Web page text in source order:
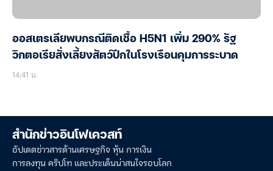
ออสเตรเลียพบกรณีติดเชื้อ H5N1 เพิ่ม 290% รัฐ
วิกตอเรียสั่งเลี้ยงสัตว์ปีกในโรงเรือนคุมการระบาด
14:41 น.
สำนักข่าวอินโฟเควสท์
อัปเดตข่าวสารด้านเศรษฐกิจ หุ้น การเงิน
การลงทุน คริปโท และประเด็นน่าสนใจรอบโลก